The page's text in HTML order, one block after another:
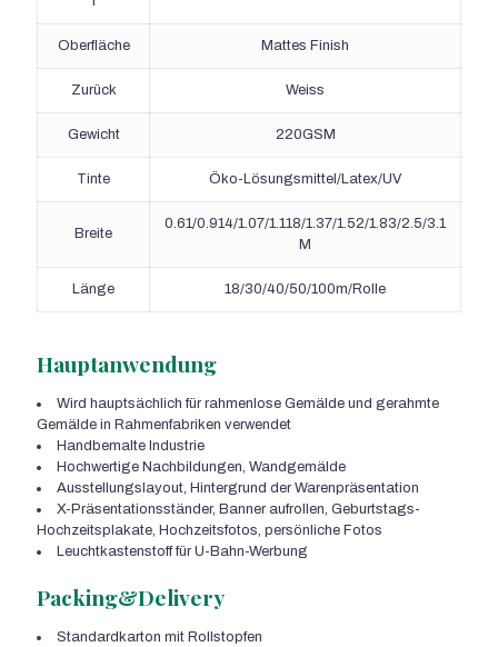
Oberfläche Mattes Finish
Zurück Weiss
Gewicht 220GSM
Tinte Öko-Lösungsmittel/Latex/UV
Breite
0.61/0.914/1.07/1.118/1.37/1.52/1.83/2.5/3.1
M
Länge 18/30/40/50/100m/Rolle
Hauptanwendung
Wird hauptsächlich für rahmenlose Gemälde und gerahmte
Gemälde in Rahmenfabriken verwendet
Handbemalte Industrie
Hochwertige Nachbildungen, Wandgemälde
Ausstellungslayout, Hintergrund der Warenpräsentation
X-Präsentationsständer, Banner aufrollen, Geburtstags-
Hochzeitsplakate, Hochzeitsfotos, persönliche Fotos
Leuchtkastenstoff für U-Bahn-Werbung
Packing&Delivery
Standardkarton mit Rollstopfen